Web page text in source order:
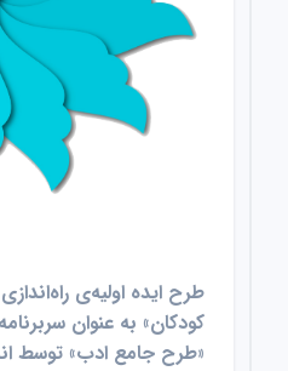
طرح ایده اولیه‌ی
کودکان» به عنوان
«طرح جامع ادب» توسط